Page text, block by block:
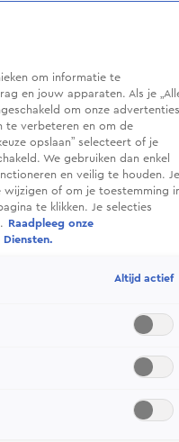
om informatie te
en jouw apparaten. Als je
om onze advertenties
te verbeteren en om de
opslaan” selecteert of je
We gebruiken dan enkel
en veilig te houden. Je
wijzigen of om je toestemming
te klikken. Je selecties
Raadpleeg onze
Altijd actief